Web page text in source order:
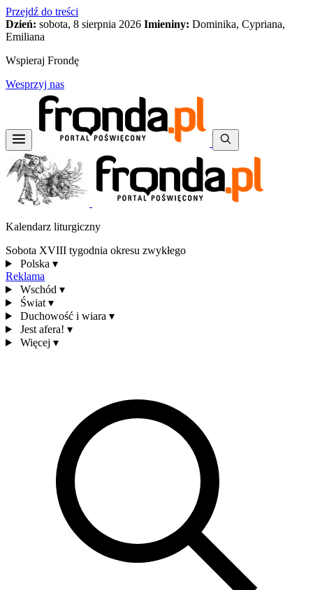
Przejdź do treści
Dzień: sobota, 8 sierpnia 2026 Imieniny: Dominika, Cypriana,
Emiliana
Wspieraj Frondę
Wesprzyj nas
Kalendarz liturgiczny
Sobota XVIII tygodnia okresu zwykłego
Polska ▾
Reklama
Wschód ▾
Świat ▾
Duchowość i wiara ▾
Jest afera! ▾
Więcej ▾